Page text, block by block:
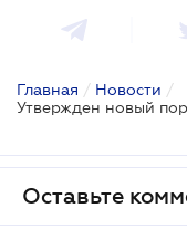
Главная / Новости /
Утвержден новый
Оставьте